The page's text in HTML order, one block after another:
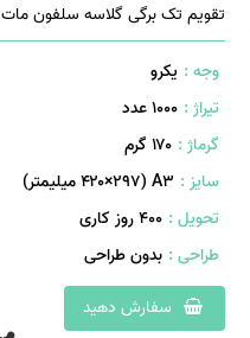
تقویم تک برگی گلاسه سلفون مات
وجه : یکرو
تیراژ : 1000 عدد
گرماژ : ۱۷۰ گرم
سایز : A۳ (۴۲۰×۲۹۷ میلیمتر)
تحویل : 400 روز کاری
طراحی : بدون طراحی
سفارش دهید